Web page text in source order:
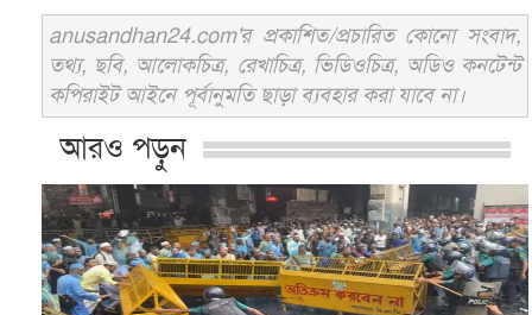
anusandhan24.com'র প্রকাশিত/প্রচারিত কোনো সংবাদ,
তথ্য, ছবি, আলোকচিত্র, রেখাচিত্র, ভিডিওচিত্র, অডিও কনটেন্ট
কপিরাইট আইনে পূর্বানুমতি ছাড়া ব্যবহার করা যাবে না।
আরও পড়ুন